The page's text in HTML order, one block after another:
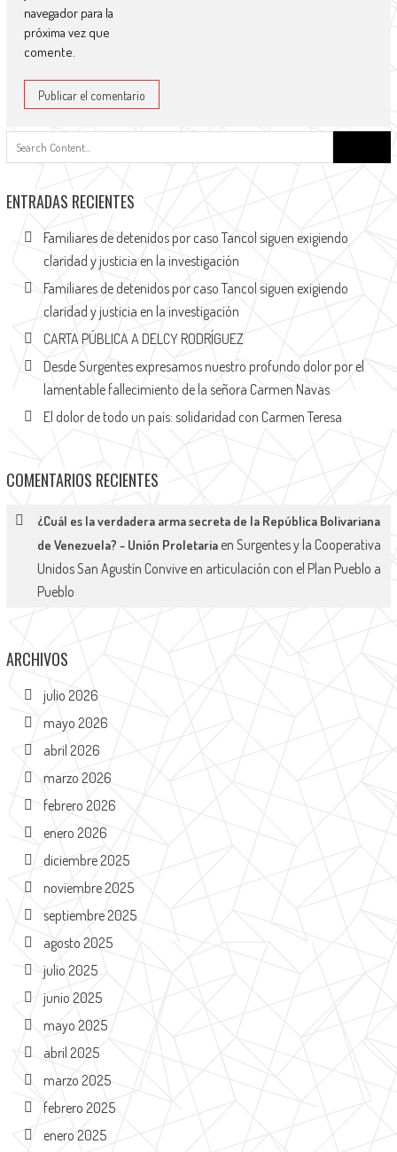
navegador para la
próxima vez que
comente.
ENTRADAS RECIENTES
Familiares de detenidos por caso Tancol siguen exigiendo
claridad y justicia en la investigación
Familiares de detenidos por caso Tancol siguen exigiendo
claridad y justicia en la investigación
CARTA PÚBLICA A DELCY RODRÍGUEZ
Desde Surgentes expresamos nuestro profundo dolor por el
lamentable fallecimiento de la señora Carmen Navas
El dolor de todo un país: solidaridad con Carmen Teresa
COMENTARIOS RECIENTES
¿Cuál es la verdadera arma secreta de la República Bolivariana
de Venezuela? - Unión Proletariaen Surgentes y la Cooperativa
Unidos San Agustín Convive en articulación con el Plan Pueblo a
Pueblo
ARCHIVOS
julio 2026
mayo 2026
abril 2026
marzo 2026
febrero 2026
enero 2026
diciembre 2025
noviembre 2025
septiembre 2025
agosto 2025
julio 2025
junio 2025
mayo 2025
abril 2025
marzo 2025
febrero 2025
enero 2025